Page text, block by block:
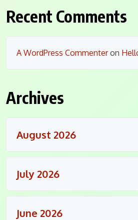
Recent Comments
A WordPress Commenteron
Archives
August 2026
July 2026
June 2026